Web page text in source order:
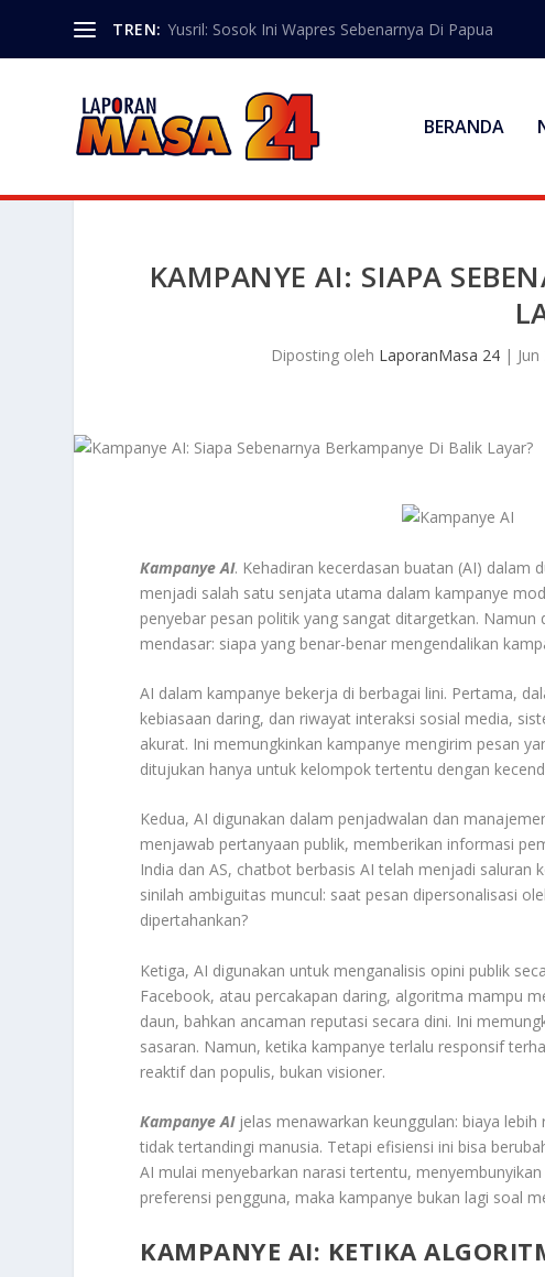
TREN: Yusril: Sosok Ini Wapres Sebenarnya Di Papua
BERANDA
KAMPANYE AI: SIAPA
Diposting oleh LaporanMasa 24|
Kampanye AI. Kehadiran kecerdasan buatan (AI) dalam
menjadi salah satu senjata utama dalam kampanye
penyebar pesan politik yang sangat ditargetkan.
mendasar: siapa yang benar-benar mengendalikan
AI dalam kampanye bekerja di berbagai lini. Pertama,
kebiasaan daring, dan riwayat interaksi sosial media,
akurat. Ini memungkinkan kampanye mengirim pesan
ditujukan hanya untuk kelompok tertentu dengan
Kedua, AI digunakan dalam penjadwalan dan
menjawab pertanyaan publik, memberikan informasi
India dan AS, chatbot berbasis AI telah menjadi
sinilah ambiguitas muncul: saat pesan dipersonalisasi
dipertahankan?
Ketiga, AI digunakan untuk menganalisis opini publik
Facebook, atau percakapan daring, algoritma mampu
daun, bahkan ancaman reputasi secara dini. Ini
sasaran. Namun, ketika kampanye terlalu responsif
reaktif dan populis, bukan visioner.
Kampanye AIjelas menawarkan keunggulan: biaya
tidak tertandingi manusia. Tetapi efisiensi ini bisa
AI mulai menyebarkan narasi tertentu,
preferensi pengguna, maka kampanye bukan lagi soal
KAMPANYE AI: KETIKA